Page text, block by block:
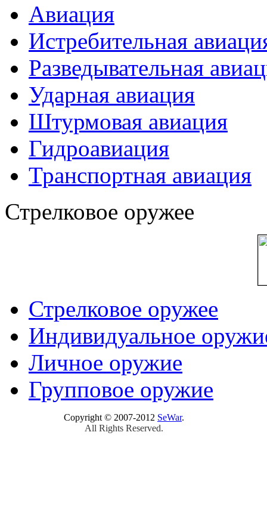
Авиация
Истребительная
Разведывательная
Ударная авиация
Штурмовая авиация
Гидроавиация
Транспортная авиация
Стрелковое оружее
Стрелковое оружее
Индивидуальное
Личное оружие
Групповое оружие
Copyright © 2007-2012 SeWar.
All Rights Reserved.